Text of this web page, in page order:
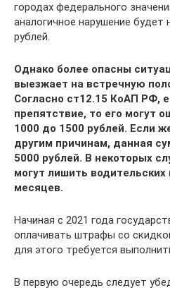
городах федерального
аналогичное нарушение
рублей.
Однако более опасны
выезжает на встречную
Согласно ст12.15 КоАП РФ,
препятствие, то его могут
1000 до 1500 рублей. Если
другим причинам, данная
5000 рублей. В некоторых
могут лишить водительских
месяцев.
Начиная с 2021 года
оплачивать штрафы со
для этого требуется
В первую очередь следует